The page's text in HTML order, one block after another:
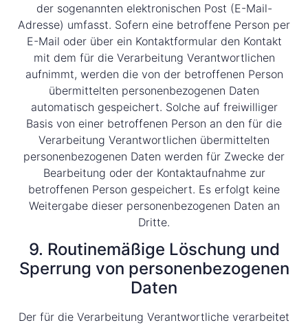
der sogenannten elektronischen Post (E-Mail-
Adresse) umfasst. Sofern eine betroffene Person per
E-Mail oder über ein Kontaktformular den Kontakt
mit dem für die Verarbeitung Verantwortlichen
aufnimmt, werden die von der betroffenen Person
übermittelten personenbezogenen Daten
automatisch gespeichert. Solche auf freiwilliger
Basis von einer betroffenen Person an den für die
Verarbeitung Verantwortlichen übermittelten
personenbezogenen Daten werden für Zwecke der
Bearbeitung oder der Kontaktaufnahme zur
betroffenen Person gespeichert. Es erfolgt keine
Weitergabe dieser personenbezogenen Daten an
Dritte.
9. Routinemäßige Löschung und
Sperrung von personenbezogenen
Daten
Der für die Verarbeitung Verantwortliche verarbeitet